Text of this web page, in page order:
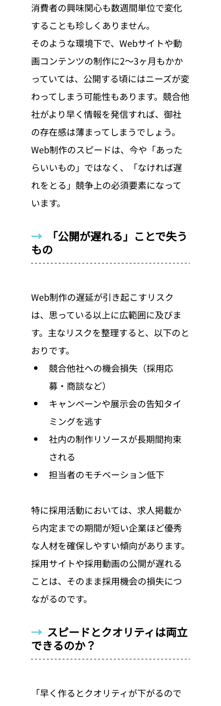
消費者の興味関心も数週間単位で変化
することも珍しくありません。
そのような環境下で、Webサイトや動
画コンテンツの制作に2〜3ヶ月もかか
っていては、公開する頃にはニーズが変
わってしまう可能性もあります。競合他
社がより早く情報を発信すれば、御社
の存在感は薄まってしまうでしょう。
Web制作のスピードは、今や「あった
らいいもの」ではなく、「なければ遅
れをとる」競争上の必須要素になって
います。
→
「公開が遅れる」ことで失う
もの
Web制作の遅延が引き起こすリスク
は、思っている以上に広範囲に及びま
す。主なリスクを整理すると、以下のと
おりです。
競合他社への機会損失（採用応
募・商談など）
キャンペーンや展示会の告知タイ
ミングを逃す
社内の制作リソースが長期間拘束
される
担当者のモチベーション低下
特に採用活動においては、求人掲載か
ら内定までの期間が短い企業ほど優秀
な人材を確保しやすい傾向があります。
採用サイトや採用動画の公開が遅れる
ことは、そのまま採用機会の損失につ
ながるのです。
→ スピードとクオリティは両立
できるのか？
「早く作るとクオリティが下がるので